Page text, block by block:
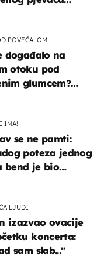
POVEĆALOM
događalo na
otoku pod
glumcem?
IMA!
se ne pamti:
poteza jednog
bend je bio
LJUDI
izazvao ovacije
koncerta:
sam slab..."